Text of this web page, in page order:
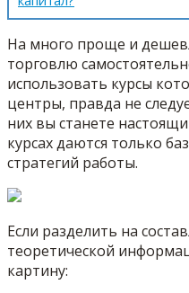
На много проще и
торговлю
использовать курсы
центры, правда не
них вы станете
курсах даются только
стратегий работы.
Если разделить на
теоретической
картину: